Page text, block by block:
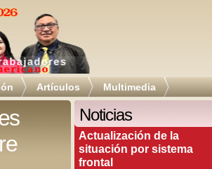
Artículos Multimedia
Noticias
Actualización de la
situación por sistema
frontal